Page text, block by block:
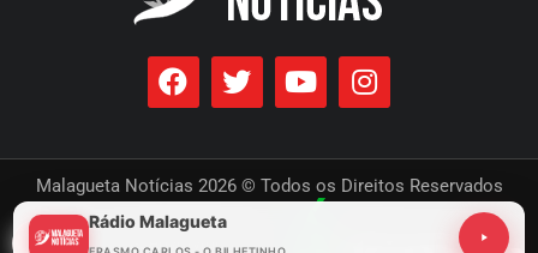
Malagueta Notícias 2026 © Todos os Direitos Reservados
Desenvolvido por
Rádio Malagueta